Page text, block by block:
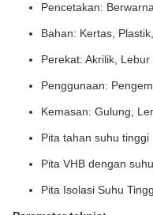
Pencetakan:
Bahan: Kertas,
Perekat: Akrilik,
Penggunaan:
Kemasan: Gulung,
Pita tahan suhu tinggi
Pita VHB dengan
Pita Isolasi Suhu